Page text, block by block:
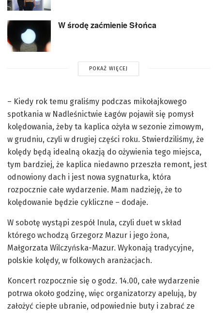
W środę zaćmienie Słońca
POKAŻ WIĘCEJ
– Kiedy rok temu graliśmy podczas mikołajkowego
spotkania w Nadleśnictwie Łagów pojawił się pomysł
kolędowania, żeby ta kaplica ożyła w sezonie zimowym,
w grudniu, czyli w drugiej części roku. Stwierdziliśmy, że
kolędy będą idealną okazją do ożywienia tego miejsca,
tym bardziej, że kaplica niedawno przeszła remont, jest
odnowiony dach i jest nowa sygnaturka, która
rozpocznie całe wydarzenie. Mam nadzieję, że to
kolędowanie będzie cykliczne – dodaje.
W sobotę wystąpi zespół Inula, czyli duet w skład
którego wchodzą Grzegorz Mazur i jego żona,
Małgorzata Wilczyńska-Mazur. Wykonają tradycyjne,
polskie kolędy, w folkowych aranżacjach.
Koncert rozpocznie się o godz. 14.00, całe wydarzenie
potrwa około godzinę, więc organizatorzy apelują, by
założyć ciepłe ubranie, odpowiednie buty i zabrać ze